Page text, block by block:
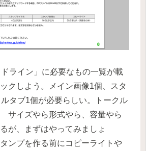
ドライン」に必要なもの一覧が載
クしよう。メイン画像1個、スタ
タブ1個が必要らしい。トークル
サイズやら形式やら、容量やら
が、まずはやってみましょ
ンプを作る前にコピーライトや